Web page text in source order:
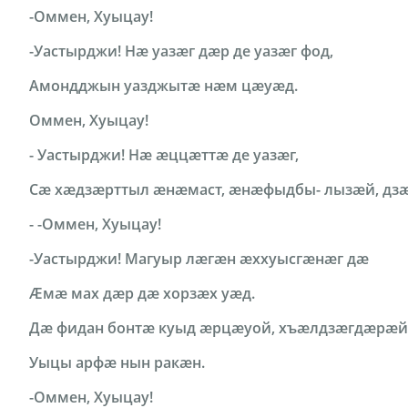
-Оммен, Хуыцау!
-Уастырджи! Нӕ уазæг дæр де уазӕг фод,
Амондджын уазджытæ нӕм цӕуæд.
Оммен, Хуыцау!
- Уастырджи! Нæ æццæттæ де уазӕг,
Сӕ хӕдзӕрттыл æнæмаст, æнæфыдбы- лызæй,
- -Оммен, Хуыцау!
-Уастырджи! Магуыр лæгæн æххуысгæнæг дæ
Ӕмӕ мах дӕр дӕ хорзӕх уӕд.
Дӕ фидан бонтæ куыд æрцæуой, хъæлдзæгдæрæй
Уыцы арфæ нын ракæн.
-Оммен, Хуыцау!